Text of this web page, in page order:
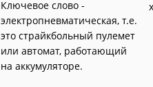
Ключевое слово -
электропневматическая, т.е.
это страйкбольный пулемет
или автомат, работающий
на аккумуляторе.